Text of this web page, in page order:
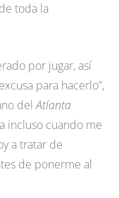
toda la
por jugar, así
para hacerlo”,
delAtlanta
incluso cuando me
a tratar de
de ponerme al